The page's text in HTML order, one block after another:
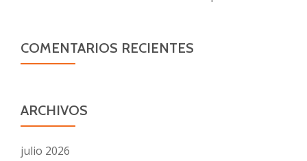
COMENTARIOS RECIENTES
ARCHIVOS
julio 2026